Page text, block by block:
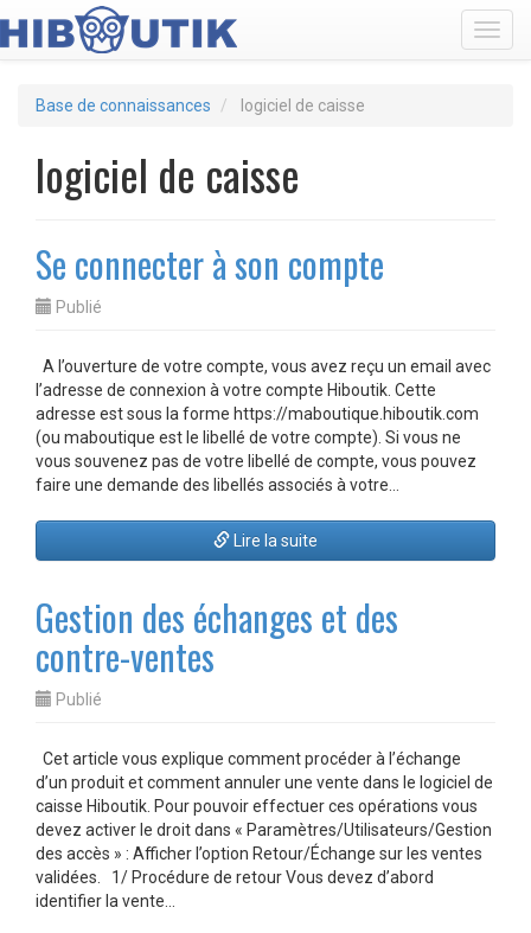
Base de connaissances logiciel de caisse
logiciel de caisse
Se connecter à son compte
Publié
A l’ouverture de votre compte, vous avez reçu un email avec
l’adresse de connexion à votre compte Hiboutik. Cette
adresse est sous la forme https://maboutique.hiboutik.com
(ou maboutique est le libellé de votre compte). Si vous ne
vous souvenez pas de votre libellé de compte, vous pouvez
faire une demande des libellés associés à votre…
Lire la suite
Gestion des échanges et des
contre-ventes
Publié
Cet article vous explique comment procéder à l’échange
d’un produit et comment annuler une vente dans le logiciel de
caisse Hiboutik. Pour pouvoir effectuer ces opérations vous
devez activer le droit dans « Paramètres/Utilisateurs/Gestion
des accès » : Afficher l’option Retour/Échange sur les ventes
validées. 1/ Procédure de retour Vous devez d’abord
identifier la vente…